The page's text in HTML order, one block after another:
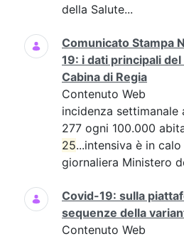
della Salute...
Comunicato Stampa
19: i dati principali
Cabina di Regia
Contenuto Web
incidenza settimanale
277 ogni 100.000
25...intensiva è in
giornaliera Ministero
Covid-19: sulla
sequenze della
Contenuto Web